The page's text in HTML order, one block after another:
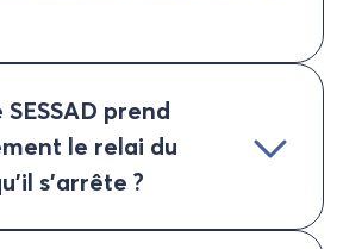
prend
le relai du
s’arrête ?